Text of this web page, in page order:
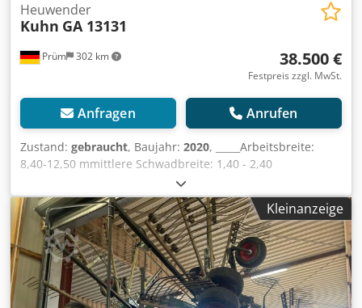
Prüm 302 km
Heuwender
Kuhn GA 13131
38.500 €
Festpreis zzgl. MwSt.
Anfragen Anrufen
Zustand: gebraucht, Baujahr: 2020, _____Arbeitsbreite:
8,40-12,50 mmittlere Schwadbreite: 1,40 - 2,40
mTransportbreite: 3,00 mTransportlänge: 9,95
mTransporthöhe: 3,95 m1 MittelschwadAnzahl der Kreisel:
4Kreiseldurchmesser: 3,20 m Anzahl der Zinkenarme pro
Kreisel: 11 am vorderen Kreisel, 12 am hinteren Kreisel / 4
Doppelzinken pro Zinkenarmgeschlossenes,
wartungsfreiees MASTERDRIVE GIII-Getriebe3D-
Pendelaufhängung4 Schwenkräder pro KreiselPreis:
38.500,00 Euro netto,Lagerort:Prüm Djdpfx Aiev H Rw
Kleinanzeige